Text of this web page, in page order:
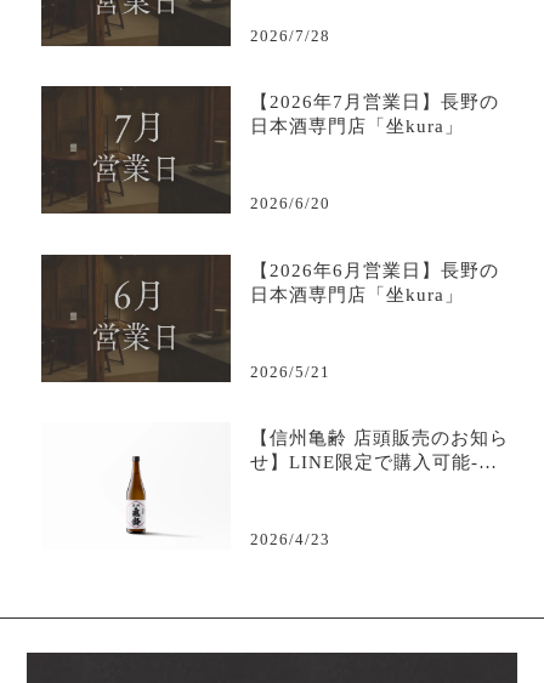
2026/7/28
【2026年7月営業日】長野の
日本酒専門店「坐kura」
2026/6/20
【2026年6月営業日】長野の
日本酒専門店「坐kura」
2026/5/21
【信州亀齢 店頭販売のお知ら
せ】LINE限定で購入可能-日
2026/4/23